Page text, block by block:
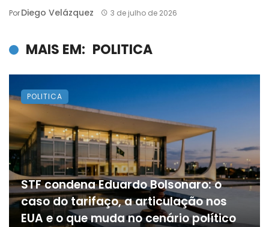
PorDiego Velázquez 3 de julho de 2026
MAIS EM: POLITICA
STF condena Eduardo Bolsonaro: o
caso do tarifaço, a articulação nos
EUA e o que muda no cenário político
POLITICA